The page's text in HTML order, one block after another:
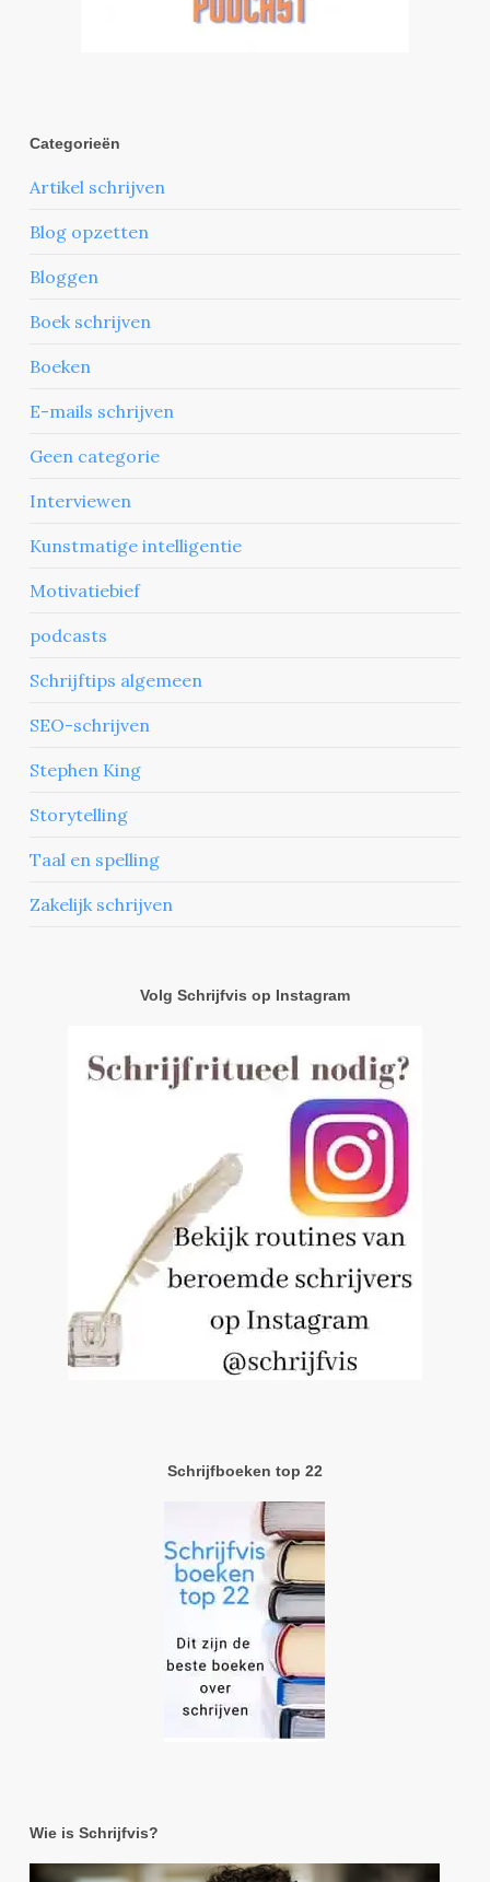
Categorieën
Artikel schrijven
Blog opzetten
Bloggen
Boek schrijven
Boeken
E-mails schrijven
Geen categorie
Interviewen
Kunstmatige intelligentie
Motivatiebief
podcasts
Schrijftips algemeen
SEO-schrijven
Stephen King
Storytelling
Taal en spelling
Zakelijk schrijven
Volg Schrijfvis op Instagram
Schrijfboeken top 22
Wie is Schrijfvis?